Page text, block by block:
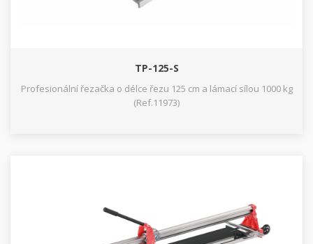
TP-125-S
Profesionální řezačka o délce řezu 125 cm a lámací sílou 1000 kg
(Ref.11973)